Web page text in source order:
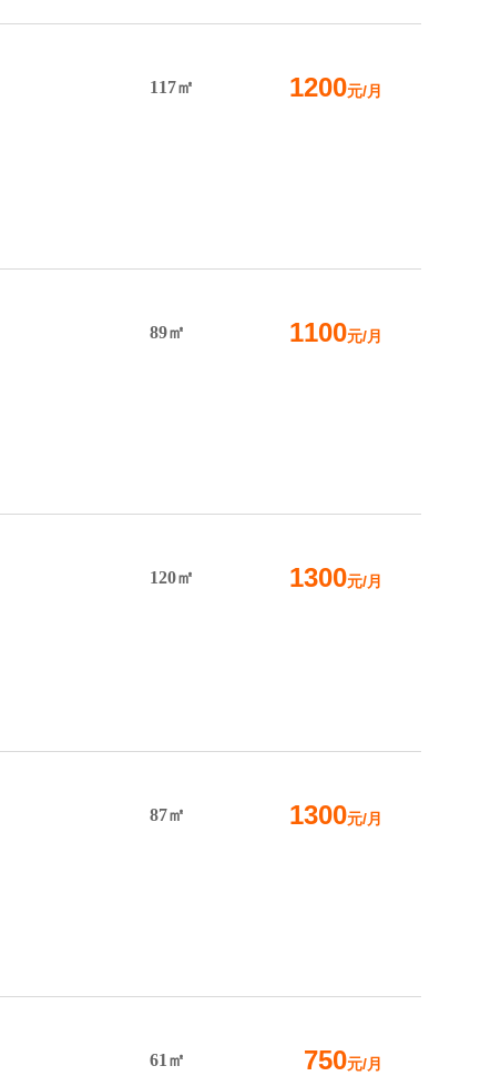
117㎡ 1200元/月
89㎡ 1100元/月
120㎡ 1300元/月
87㎡ 1300元/月
61㎡ 750元/月